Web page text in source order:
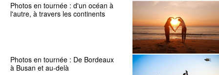
Photos en tournée : d'un océan à
l'autre, à travers les continents
Photos en tournée : De Bordeaux
à Busan et au-delà